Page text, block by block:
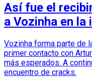
Así fue el
a Vozinha en la
Vozinha forma parte de
primer contacto con
más esperados. A
encuentro de cracks.